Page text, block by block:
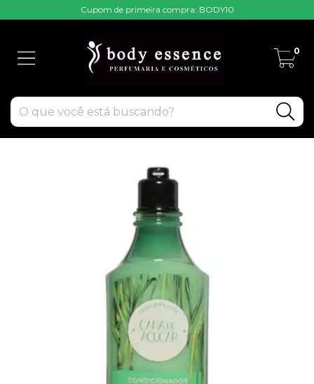
Cupom de primeira compra: BODY10
0